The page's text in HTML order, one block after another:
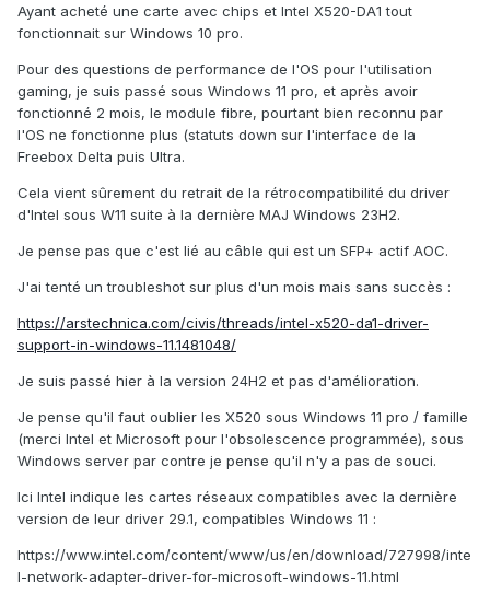
Ayant acheté une carte avec chips et Intel X520-DA1 tout
fonctionnait sur Windows 10 pro.
Pour des questions de performance de l'OS pour l'utilisation
gaming, je suis passé sous Windows 11 pro, et après avoir
fonctionné 2 mois, le module fibre, pourtant bien reconnu par
l'OS ne fonctionne plus (statuts down sur l'interface de la
Freebox Delta puis Ultra.
Cela vient sûrement du retrait de la rétrocompatibilité du driver
d'Intel sous W11 suite à la dernière MAJ Windows 23H2.
Je pense pas que c'est lié au câble qui est un SFP+ actif AOC.
J'ai tenté un troubleshot sur plus d'un mois mais sans succès :
https://arstechnica.com/civis/threads/intel-x520-da1-driver-
support-in-windows-11.1481048/
Je suis passé hier à la version 24H2 et pas d'amélioration.
Je pense qu'il faut oublier les X520 sous Windows 11 pro / famille
(merci Intel et Microsoft pour l'obsolescence programmée), sous
Windows server par contre je pense qu'il n'y a pas de souci.
Ici Intel indique les cartes réseaux compatibles avec la dernière
version de leur driver 29.1, compatibles Windows 11 :
https://www.intel.com/content/www/us/en/download/727998/inte
l-network-adapter-driver-for-microsoft-windows-11.html